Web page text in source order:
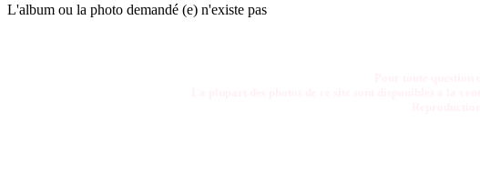
L'album ou la photo demandé (e) n'existe pas